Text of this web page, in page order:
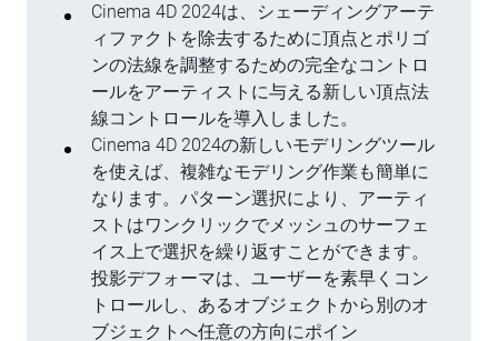
Cinema 4D 2024は、シェーディングアーテ
ィファクトを除去するために頂点とポリゴ
ンの法線を調整するための完全なコントロ
ールをアーティストに与える新しい頂点法
線コントロールを導入しました。
Cinema 4D 2024の新しいモデリングツール
を使えば、複雑なモデリング作業も簡単に
なります。パターン選択により、アーティ
ストはワンクリックでメッシュのサーフェ
イス上で選択を繰り返すことができます。
投影デフォーマは、ユーザーを素早くコン
トロールし、あるオブジェクトから別のオ
ブジェクトへ任意の方向にポイン